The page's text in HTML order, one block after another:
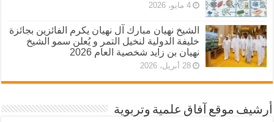
4 مايو، 2026
الشيخ نهيان مبارك آل نهيان يكرم الفائزين بجائزة
خليفة الدولية لنخيل التمر و يُعلن سمو الشيخ
نهيان بن زايد شخصية العام 2026
28 أبريل، 2026
أرشيف موقع آفاق علمية وتربوية